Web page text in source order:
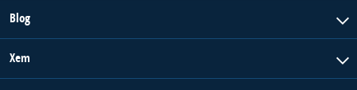
Blog
Xem